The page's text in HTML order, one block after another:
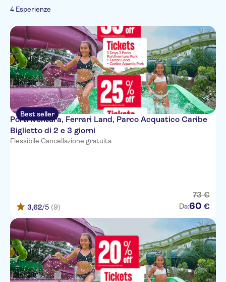
4 Esperienze
Best seller
PortAventura, Ferrari Land, Parco Acquatico Caribe
Biglietto di 2 e 3 giorni
Flessibile·Cancellazione gratuita
3,62/5 (9)
73 €
Da:60 €